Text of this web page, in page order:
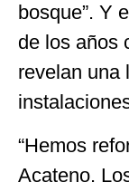
bosque”. Y
de los años
revelan una
“Hemos
Acateno.